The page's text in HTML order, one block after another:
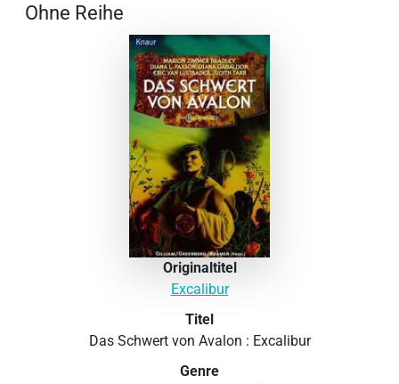
Ohne Reihe
Originaltitel
Excalibur
Titel
Das Schwert von Avalon : Excalibur
Genre